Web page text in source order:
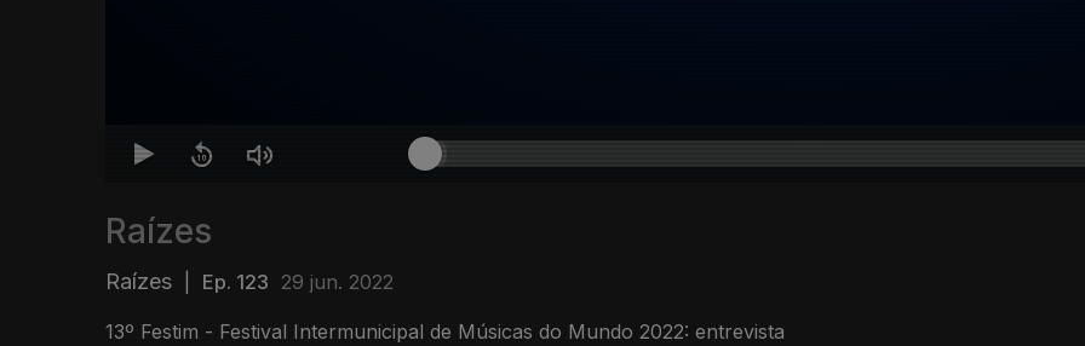
Raízes
Raízes Ep. 123 29 jun. 2022
13º Festim - Festival Intermunicipal de Músicas do Mundo 2022: entrevista